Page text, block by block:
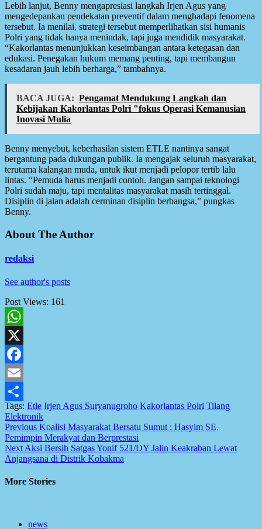
Lebih lanjut, Benny mengapresiasi langkah Irjen Agus yang
mengedepankan pendekatan preventif dalam menghadapi fenomena
tersebut. Ia menilai, strategi tersebut memperlihatkan sisi humanis
Polri yang tidak hanya menindak, tapi juga mendidik masyarakat.
“Kakorlantas menunjukkan keseimbangan antara ketegasan dan
edukasi. Penegakan hukum memang penting, tapi membangun
kesadaran jauh lebih berharga,” tambahnya.
BACA JUGA: Pengamat Mendukung Langkah dan
Kebijakan Kakorlantas Polri "fokus Operasi Kemanusian
Inovasi Mulia
Benny menyebut, keberhasilan sistem ETLE nantinya sangat
bergantung pada dukungan publik. Ia mengajak seluruh masyarakat,
terutama kalangan muda, untuk ikut menjadi pelopor tertib lalu
lintas. “Pemuda harus menjadi contoh. Jangan sampai teknologi
Polri sudah maju, tapi mentalitas masyarakat masih tertinggal.
Disiplin di jalan adalah cerminan disiplin berbangsa,” pungkas
Benny.
About The Author
redaksi
See author's posts
Post Views: 161
WhatsApp
X
Facebook
Email
Share
Tags: Etle Irjen Agus Suryanugroho Kakorlantas Polri Tilang
Elektronik
Post
navigation
Previous Koalisi Masyarakat Bersatu Sumut : Hasyim SE,
Pemimpin Merakyat dan Berprestasi
Next Aksi Bersih Satgas Yonif 521/DY Jalin Keakraban Lewat
Anjangsana di Distrik Kobakma
More Stories
news